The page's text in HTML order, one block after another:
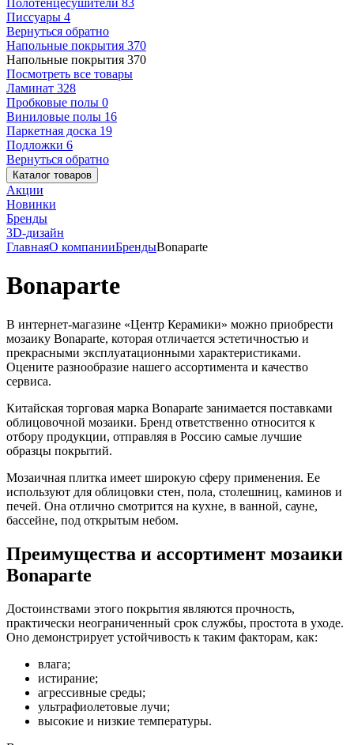
Полотенцесушители 83
Писсуары 4
Вернуться обратно
Напольные покрытия 370
Напольные покрытия 370
Посмотреть все товары
Ламинат 328
Пробковые полы 0
Виниловые полы 16
Паркетная доска 19
Подложки 6
Вернуться обратно
Каталог товаров
Акции
Новинки
Бренды
3D-дизайн
ГлавнаяО компанииБрендыBonaparte
Bonaparte
В интернет-магазине «Центр Керамики» можно приобрести
мозаику Bonaparte, которая отличается эстетичностью и
прекрасными эксплуатационными характеристиками.
Оцените разнообразие нашего ассортимента и качество
сервиса.
Китайская торговая марка Bonaparte занимается поставками
облицовочной мозаики. Бренд ответственно относится к
отбору продукции, отправляя в Россию самые лучшие
образцы покрытий.
Мозаичная плитка имеет широкую сферу применения. Ее
используют для облицовки стен, пола, столешниц, каминов и
печей. Она отлично смотрится на кухне, в ванной, сауне,
бассейне, под открытым небом.
Преимущества и ассортимент мозаики
Bonaparte
Достоинствами этого покрытия являются прочность,
практически неограниченный срок службы, простота в уходе.
Оно демонстрирует устойчивость к таким факторам, как:
влага;
истирание;
агрессивные среды;
ультрафиолетовые лучи;
высокие и низкие температуры.